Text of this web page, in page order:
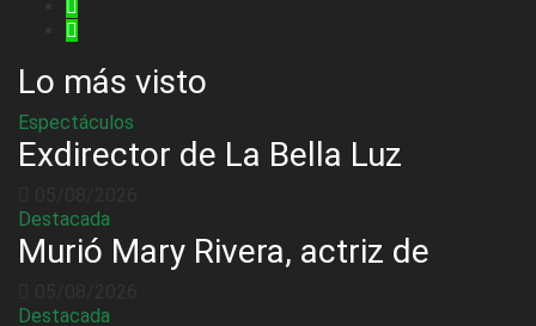
Lo más visto
Espectáculos
Exdirector de La Bella Luz
Destacada
Murió Mary Rivera, actriz de
Destacada